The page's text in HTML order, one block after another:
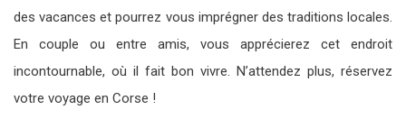
des vacances et pourrez vous imprégner des traditions locales.
En couple ou entre amis, vous apprécierez cet endroit
incontournable, où il fait bon vivre. N’attendez plus, réservez
votre voyage en Corse !